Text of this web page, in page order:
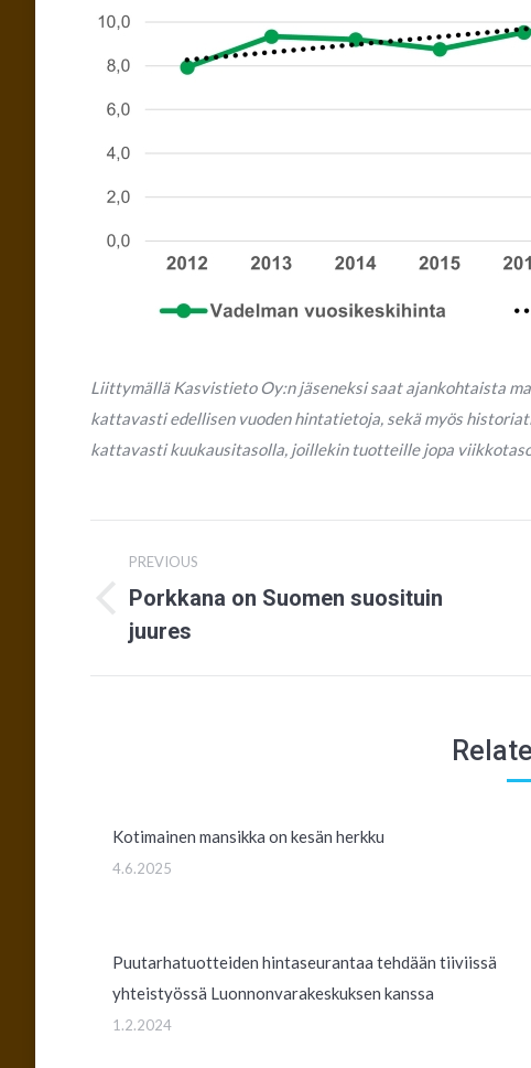
Liittymällä Kasvistieto Oy:n jäseneksi saat ajankohtaista
kattavasti edellisen vuoden hintatietoja, sekä myös
kattavasti kuukausitasolla, joillekin tuotteille jopa
navigation
PREVIOUS
Previous
post:
Porkkana on Suomen suosituin
juures
Kotimainen mansikka on kesän herkku
4.6.2025
Puutarhatuotteiden hintaseurantaa tehdään tiiviissä
yhteistyössä Luonnonvarakeskuksen kanssa
1.2.2024